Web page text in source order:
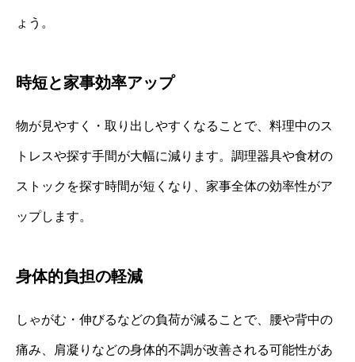
ょう。
時短と家事効率アップ
物が見やすく・取り出しやすくなることで、料理中のス
トレスや探す手間が大幅に減ります。調理器具や食材の
ストックを探す時間が短くなり、家事全体の効率性がア
ップします。
身体的負担の軽減
しゃがむ・伸びるなどの負荷が減ることで、腰や背中の
痛み、肩凝りなどの身体的不調が改善される可能性があ